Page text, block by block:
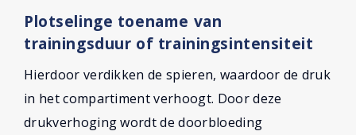
Plotselinge toename van
trainingsduur of trainingsintensiteit
Hierdoor verdikken de spieren, waardoor de druk
in het compartiment verhoogt. Door deze
drukverhoging wordt de doorbloeding